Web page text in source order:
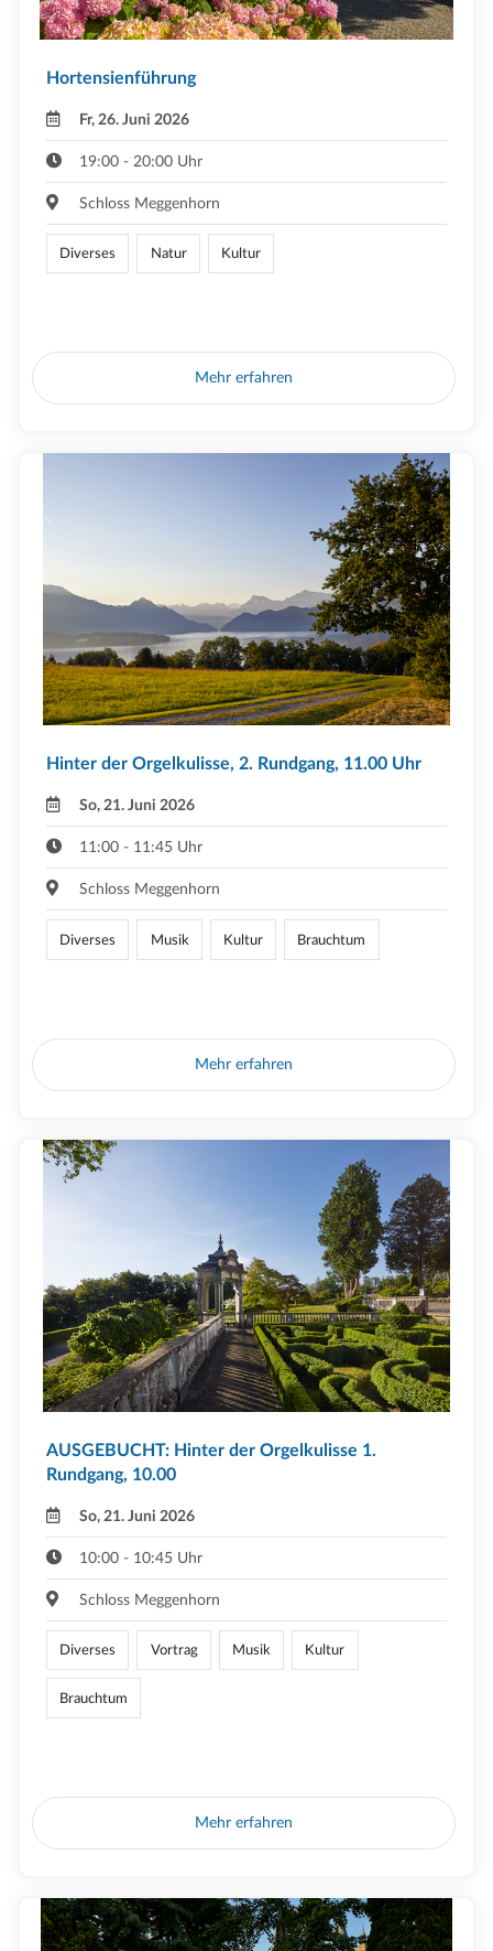
Hortensienführung
Fr, 26. Juni 2026
19:00 - 20:00 Uhr
Schloss Meggenhorn
Diverses Natur Kultur
Mehr erfahren
Hinter der Orgelkulisse, 2. Rundgang, 11.00 Uhr
So, 21. Juni 2026
11:00 - 11:45 Uhr
Schloss Meggenhorn
Diverses Musik Kultur Brauchtum
Mehr erfahren
AUSGEBUCHT: Hinter der Orgelkulisse 1.
Rundgang, 10.00
So, 21. Juni 2026
10:00 - 10:45 Uhr
Schloss Meggenhorn
Diverses Vortrag Musik Kultur
Brauchtum
Mehr erfahren